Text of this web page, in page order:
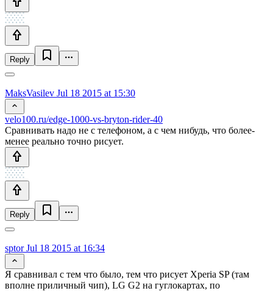
Reply
MaksVasilev Jul 18 2015 at 15:30
velo100.ru/edge-1000-vs-bryton-rider-40
Сравнивать надо не с телефоном, а с чем нибудь, что более-
менее реально точно рисует.
Reply
sptorJul 18 2015 at 16:34
Я сравнивал с тем что было, тем что рисует Xperia SP (там
вполне приличный чип), LG G2 на гуглокартах, по